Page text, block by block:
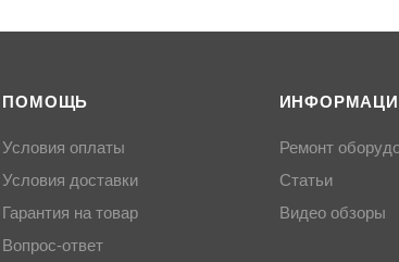
ПОМОЩЬ
Условия оплаты
Условия доставки
Гарантия на товар
Вопрос-ответ
Ремонт
Статьи
Видео обзоры